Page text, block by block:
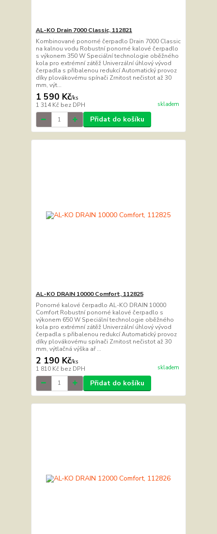
AL-KO Drain 7000 Classic, 112821
Kombinované ponorné čerpadlo Drain 7000 Classic
na kalnou vodu Robustní ponorné kalové čerpadlo
s výkonem 350 W Speciální technologie oběžného
kola pro extrémní zátěž Univerzální úhlový vývod
čerpadla s přibalenou redukcí Automatický provoz
díky plovákovému spínači Zrnitost nečistot až 30
mm, výt...
1 590 Kč/ks
1 314 Kč bez DPH skladem
Přidat do košíku
AL-KO DRAIN 10000 Comfort, 112825
Ponorné kalové čerpadlo AL-KO DRAIN 10000
Comfort Robustní ponorné kalové čerpadlo s
výkonem 650 W Speciální technologie oběžného
kola pro extrémní zátěž Univerzální úhlový vývod
čerpadla s přibalenou redukcí Automatický provoz
díky plovákovému spínači Zrnitost nečistot až 30
mm, výtlačná výška ař ...
2 190 Kč/ks
1 810 Kč bez DPH skladem
Přidat do košíku